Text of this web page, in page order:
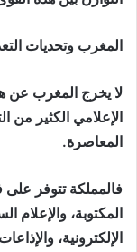
المغرب وتحديات
لا يخرج المغرب عن
الإعلامي الكثير من
المعاصرة.
فالمملكة تتوفر
المكتوبة،
الإلكترونية،